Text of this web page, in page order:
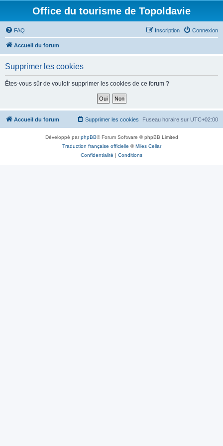
Office du tourisme de Topoldavie
FAQ Connexion
Inscription
Accueil du forum
Supprimer les cookies
Êtes-vous sûr de vouloir supprimer les cookies de ce forum ?
Accueil du forum Fuseau horaire sur UTC+02:00
Supprimer les cookies
Développé parphpBB® Forum Software © phpBB Limited
Traduction française officielle ©Miles Cellar
Confidentialité | Conditions